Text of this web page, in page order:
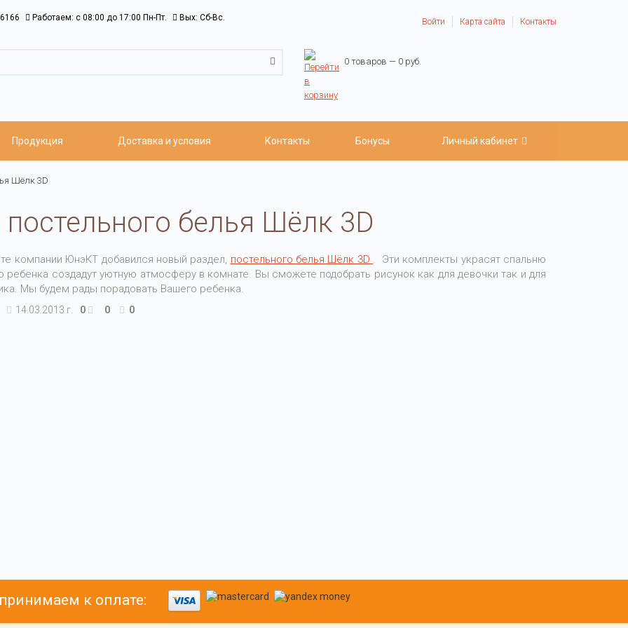
Работаем: c 08:00 до 17:00 Пн-Пт. Вых: Сб-Вс. Войти Карта сайта Контакты
0 товаров — 0 руб.
Продукция Доставка и условия Контакты Бонусы Личный кабинет
Шёлк 3D
белья Шёлк 3D
компании ЮнэКТ добавился новый раздел, постельного белья Шёлк 3D . Эти комплекты украсят спальню
ребенка создадут уютную атмосферу в комнате. Вы сможете подобрать рисунок как для девочки так и для
Мы будем рады порадовать Вашего ребенка.
14.03.2013 г. 0 0 0
к оплате: